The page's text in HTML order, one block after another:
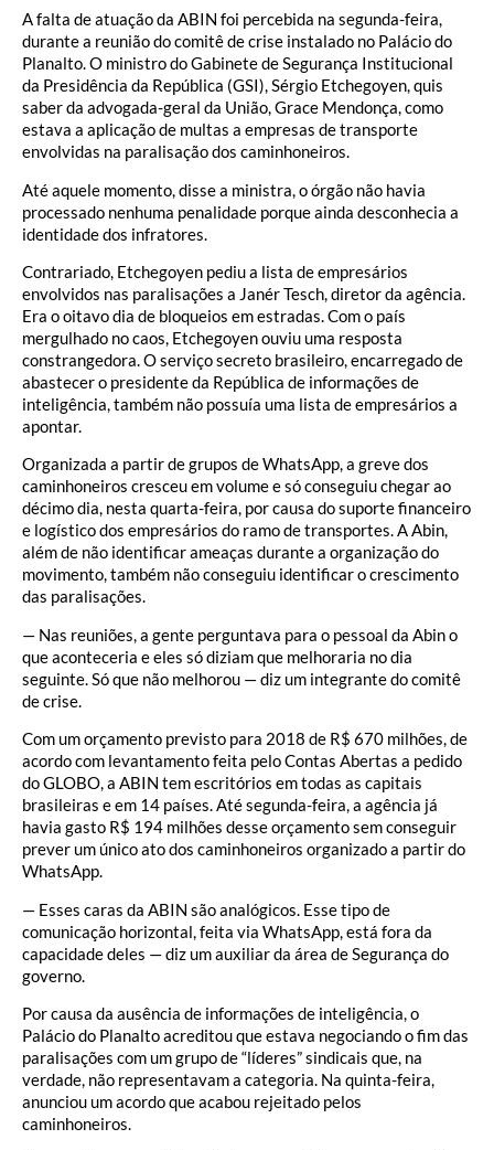
A falta de atuação da ABIN foi percebida na segunda-feira,
durante a reunião do comitê de crise instalado no Palácio do
Planalto. O ministro do Gabinete de Segurança Institucional
da Presidência da República (GSI), Sérgio Etchegoyen, quis
saber da advogada-geral da União, Grace Mendonça, como
estava a aplicação de multas a empresas de transporte
envolvidas na paralisação dos caminhoneiros.
Até aquele momento, disse a ministra, o órgão não havia
processado nenhuma penalidade porque ainda desconhecia a
identidade dos infratores.
Contrariado, Etchegoyen pediu a lista de empresários
envolvidos nas paralisações a Janér Tesch, diretor da agência.
Era o oitavo dia de bloqueios em estradas. Com o país
mergulhado no caos, Etchegoyen ouviu uma resposta
constrangedora. O serviço secreto brasileiro, encarregado de
abastecer o presidente da República de informações de
inteligência, também não possuía uma lista de empresários a
apontar.
Organizada a partir de grupos de WhatsApp, a greve dos
caminhoneiros cresceu em volume e só conseguiu chegar ao
décimo dia, nesta quarta-feira, por causa do suporte financeiro
e logístico dos empresários do ramo de transportes. A Abin,
além de não identificar ameaças durante a organização do
movimento, também não conseguiu identificar o crescimento
das paralisações.
— Nas reuniões, a gente perguntava para o pessoal da Abin o
que aconteceria e eles só diziam que melhoraria no dia
seguinte. Só que não melhorou — diz um integrante do comitê
de crise.
Com um orçamento previsto para 2018 de R$ 670 milhões, de
acordo com levantamento feita pelo Contas Abertas a pedido
do GLOBO, a ABIN tem escritórios em todas as capitais
brasileiras e em 14 países. Até segunda-feira, a agência já
havia gasto R$ 194 milhões desse orçamento sem conseguir
prever um único ato dos caminhoneiros organizado a partir do
WhatsApp.
— Esses caras da ABIN são analógicos. Esse tipo de
comunicação horizontal, feita via WhatsApp, está fora da
capacidade deles — diz um auxiliar da área de Segurança do
governo.
Por causa da ausência de informações de inteligência, o
Palácio do Planalto acreditou que estava negociando o fim das
paralisações com um grupo de “líderes” sindicais que, na
verdade, não representavam a categoria. Na quinta-feira,
anunciou um acordo que acabou rejeitado pelos
caminhoneiros.